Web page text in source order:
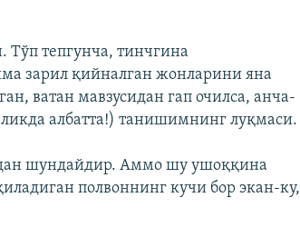
тепгунча, тинчгина
зарил қийналган жонларини яна
ватан мавзусидан гап очилса, анча-
албатта!) танишимнинг луқмаси.
шундайдир. Аммо шу ушоққина
полвоннинг кучи бор экан-ку,